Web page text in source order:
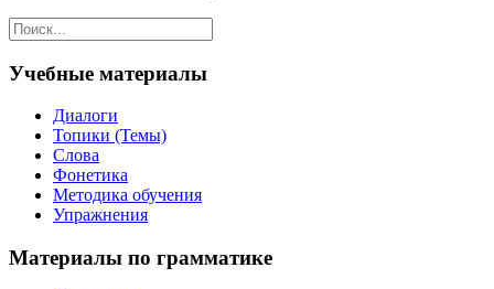
Учебные материалы
Диалоги
Топики (Темы)
Слова
Фонетика
Методика обучения
Упражнения
Материалы по грамматике